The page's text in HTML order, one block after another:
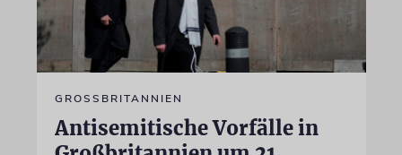
GROSSBRITANNIEN
Antisemitische Vorfälle in